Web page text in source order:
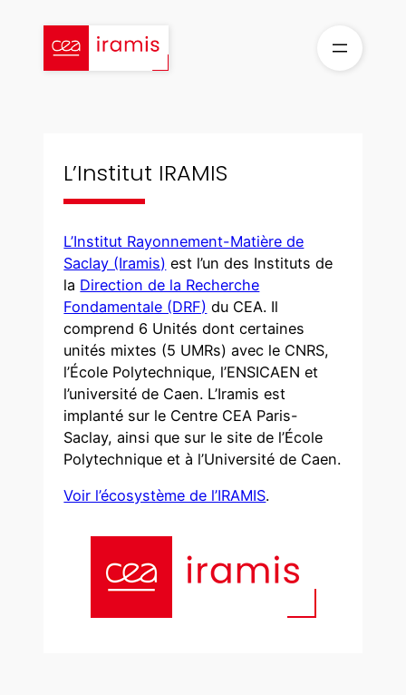
contenu
L’Institut IRAMIS
L’Institut Rayonnement-Matière de
Saclay (Iramis) est l’un des Instituts de
la Direction de la Recherche
Fondamentale (DRF) du CEA. Il
comprend 6 Unités dont certaines
unités mixtes (5 UMRs) avec le CNRS,
l’École Polytechnique, l’ENSICAEN et
l’université de Caen. L’Iramis est
implanté sur le Centre CEA Paris-
Saclay, ainsi que sur le site de l’École
Polytechnique et à l’Université de Caen.
Voir l’écosystème de l’IRAMIS.